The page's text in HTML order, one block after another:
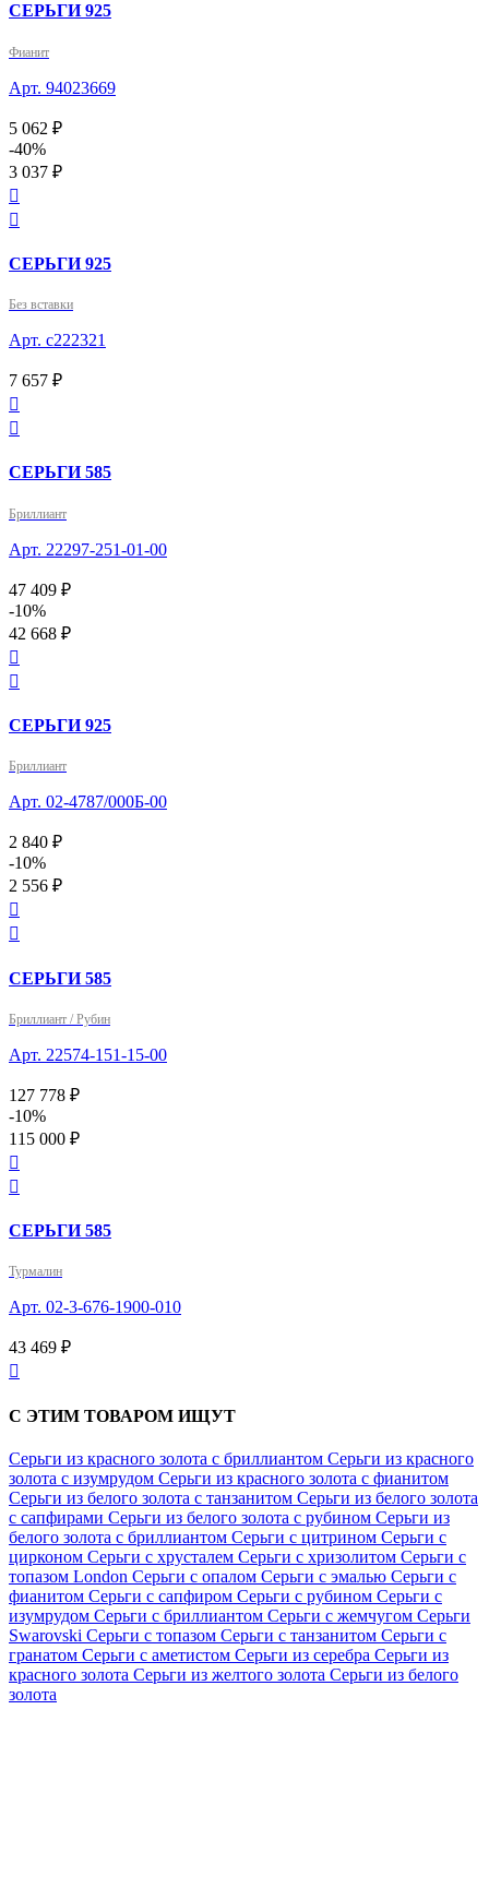
СЕРЬГИ 925
Фианит
Арт. 94023669
5 062 ₽
-40%
3 037 ₽


СЕРЬГИ 925
Без вставки
Арт. с222321
7 657 ₽


СЕРЬГИ 585
Бриллиант
Арт. 22297-251-01-00
47 409 ₽
-10%
42 668 ₽


СЕРЬГИ 925
Бриллиант
Арт. 02-4787/000Б-00
2 840 ₽
-10%
2 556 ₽


СЕРЬГИ 585
Бриллиант / Рубин
Арт. 22574-151-15-00
127 778 ₽
-10%
115 000 ₽


СЕРЬГИ 585
Турмалин
Арт. 02-3-676-1900-010
43 469 ₽

С ЭТИМ ТОВАРОМ ИЩУТ
Серьги из красного золота с бриллиантом Серьги из красного
золота с изумрудом Серьги из красного золота с фианитом
Серьги из белого золота с танзанитом Серьги из белого золота
с сапфирами Серьги из белого золота с рубином Серьги из
белого золота с бриллиантом Серьги с цитрином Серьги с
цирконом Серьги с хрусталем Серьги с хризолитом Серьги с
топазом London Серьги с опалом Серьги с эмалью Серьги с
фианитом Серьги с сапфиром Серьги с рубином Серьги с
изумрудом Серьги с бриллиантом Серьги с жемчугом Серьги
Swarovski Серьги с топазом Серьги с танзанитом Серьги с
гранатом Серьги с аметистом Серьги из серебра Серьги из
красного золота Серьги из желтого золота Серьги из белого
золота